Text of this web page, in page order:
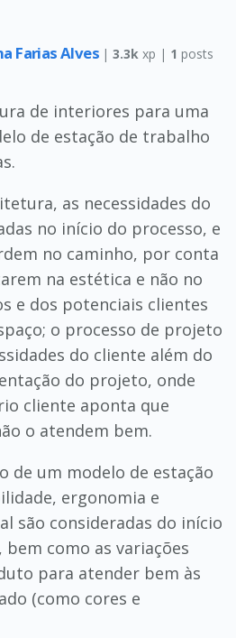
Farias Alves |3.3k xp | 1 posts
de interiores para uma
de estação de trabalho
as necessidades do
no início do processo, e
no caminho, por conta
na estética e não no
e dos potenciais clientes
o processo de projeto
do cliente além do
do projeto, onde
cliente aponta que
o atendem bem.
de um modelo de estação
ergonomia e
são consideradas do início
como as variações
para atender bem às
(como cores e